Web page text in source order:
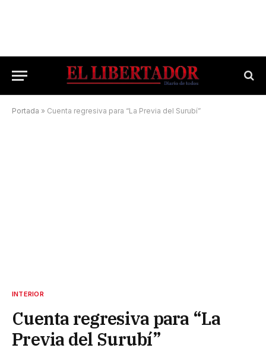
Portada » Cuenta regresiva para “La Previa del Surubí”
INTERIOR
Cuenta regresiva para “La
Previa del Surubí”